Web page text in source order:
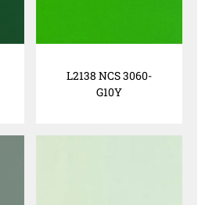
L2138 NCS 3060-
G10Y